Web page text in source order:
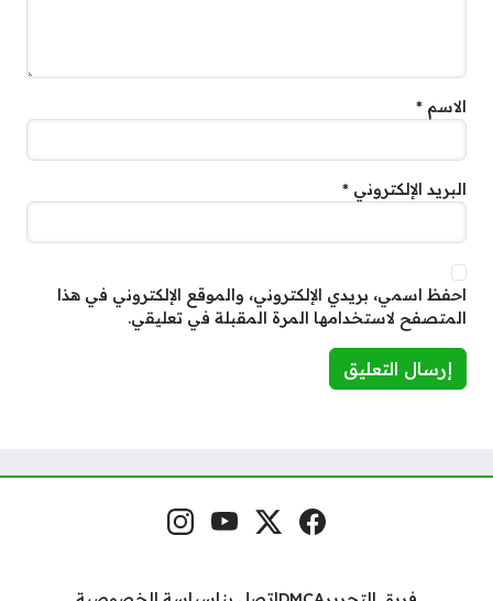
الاسم *
البريد الإلكتروني *
احفظ اسمي، بريدي الإلكتروني، والموقع الإلكتروني في هذا
المتصفح لاستخدامها المرة المقبلة في تعليقي.
مواقع التواصل فيسبوكمنصة إكس
يوتيوبإنستغرام